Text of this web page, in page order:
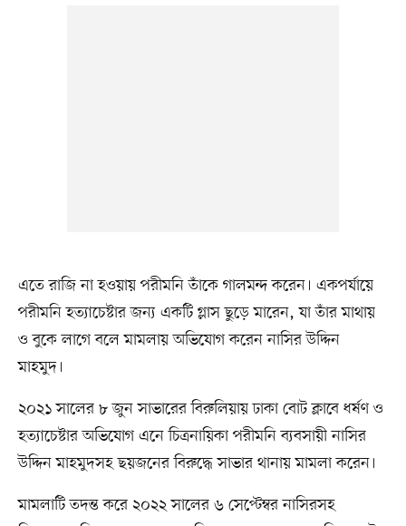
এতে রাজি না হওয়ায় পরীমনি তাঁকে গালমন্দ করেন। একপর্যায়ে
পরীমনি হত্যাচেষ্টার জন্য একটি গ্লাস ছুড়ে মারেন, যা তাঁর মাথায়
ও বুকে লাগে বলে মামলায় অভিযোগ করেন নাসির উদ্দিন
মাহমুদ।
২০২১ সালের ৮ জুন সাভারের বিরুলিয়ায় ঢাকা বোট ক্লাবে ধর্ষণ ও
হত্যাচেষ্টার অভিযোগ এনে চিত্রনায়িকা পরীমনি ব্যবসায়ী নাসির
উদ্দিন মাহমুদসহ ছয়জনের বিরুদ্ধে সাভার থানায় মামলা করেন।
মামলাটি তদন্ত করে ২০২২ সালের ৬ সেপ্টেম্বর নাসিরসহ